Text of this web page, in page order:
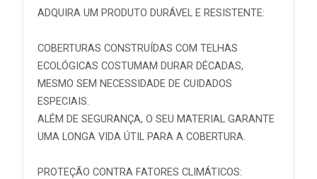
ADQUIRA UM PRODUTO DURÁVEL E RESISTENTE:
COBERTURAS CONSTRUÍDAS COM TELHAS
ECOLÓGICAS COSTUMAM DURAR DÉCADAS,
MESMO SEM NECESSIDADE DE CUIDADOS
ESPECIAIS.
ALÉM DE SEGURANÇA, O SEU MATERIAL GARANTE
UMA LONGA VIDA ÚTIL PARA A COBERTURA.
PROTEÇÃO CONTRA FATORES CLIMÁTICOS: